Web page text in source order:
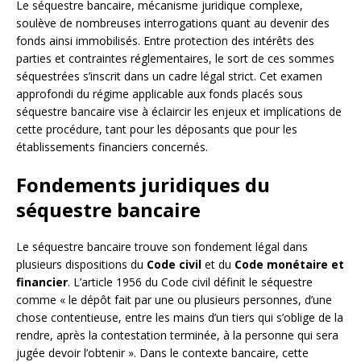
Le séquestre bancaire, mécanisme juridique complexe,
soulève de nombreuses interrogations quant au devenir des
fonds ainsi immobilisés. Entre protection des intérêts des
parties et contraintes réglementaires, le sort de ces sommes
séquestrées s’inscrit dans un cadre légal strict. Cet examen
approfondi du régime applicable aux fonds placés sous
séquestre bancaire vise à éclaircir les enjeux et implications de
cette procédure, tant pour les déposants que pour les
établissements financiers concernés.
Fondements juridiques du
séquestre bancaire
Le séquestre bancaire trouve son fondement légal dans
plusieurs dispositions du Code civil et du Code monétaire et
financier. L’article 1956 du Code civil définit le séquestre
comme « le dépôt fait par une ou plusieurs personnes, d’une
chose contentieuse, entre les mains d’un tiers qui s’oblige de la
rendre, après la contestation terminée, à la personne qui sera
jugée devoir l’obtenir ». Dans le contexte bancaire, cette